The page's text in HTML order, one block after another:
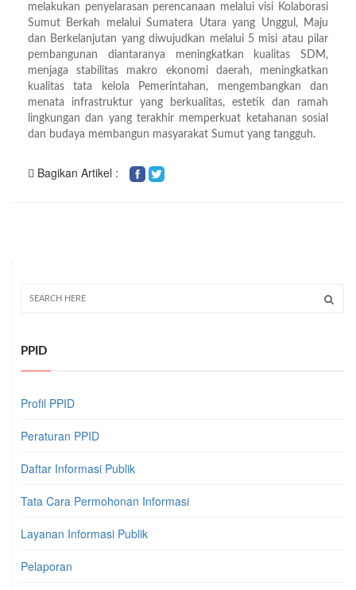
melakukan penyelarasan perencanaan melalui visi Kolaborasi
Sumut Berkah melalui Sumatera Utara yang Unggul, Maju
dan Berkelanjutan yang diwujudkan melalui 5 misi atau pilar
pembangunan diantaranya meningkatkan kualitas SDM,
menjaga stabilitas makro ekonomi daerah, meningkatkan
kualitas tata kelola Pemerintahan, mengembangkan dan
menata infrastruktur yang berkualitas, estetik dan ramah
lingkungan dan yang terakhir memperkuat ketahanan sosial
dan budaya membangun masyarakat Sumut yang tangguh.
Bagikan Artikel :
PPID
Profil PPID
Peraturan PPID
Daftar Informasi Publik
Tata Cara Permohonan Informasi
Layanan Informasi Publik
Pelaporan